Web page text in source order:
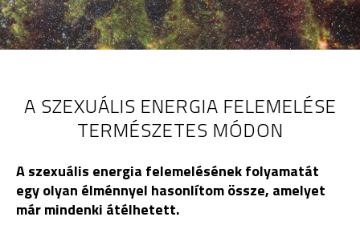
A SZEXUÁLIS ENERGIA FELEMELÉSE
TERMÉSZETES MÓDON
A szexuális energia felemelésének folyamatát
egy olyan élménnyel hasonlítom össze, amelyet
már mindenki átélhetett.